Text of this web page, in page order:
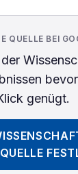
QUELLE BEI
genügt.